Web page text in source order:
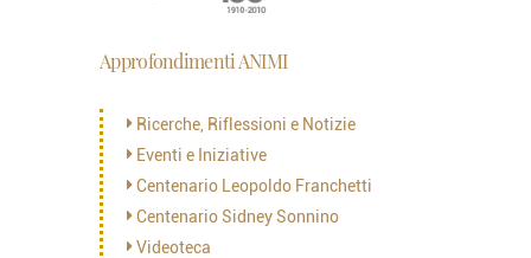
Approfondimenti ANIMI
Ricerche, Riflessioni e Notizie
Eventi e Iniziative
Centenario Leopoldo Franchetti
Centenario Sidney Sonnino
Videoteca